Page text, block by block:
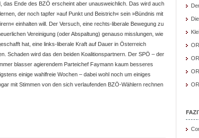
das Ende des BZÖ erscheint aber unausweichlich. Das wird auch
der noch tapfer »auf Punkt und Beistrich« sein »Bündnis mit
einhalten will. Der Versuch, eine rechts-liberale Bewegung zu
Vereinigung (oder Abspaltung) genauso misslungen, wie
hat, eine links-liberale Kraft auf Dauer in Österreich
Schaden wird das den beiden Koalitionspartnern. Der SPÖ – der
blasser agierendem Parteichef Faymann kaum besseres
einige wahlfreie Wochen – dabei wohl noch um einiges
mit Stimmen von den sich verlaufenden BZÖ-Wählern rechnen